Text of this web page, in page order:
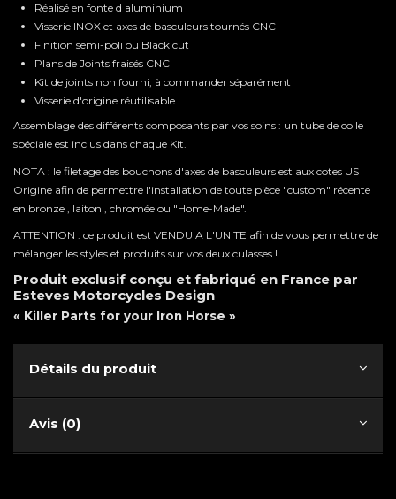
Réalisé en fonte d aluminium
Visserie INOX et axes de basculeurs tournés CNC
Finition semi-poli ou Black cut
Plans de Joints fraisés CNC
Kit de joints non fourni, à commander séparément
Visserie d'origine réutilisable
Assemblage des différents composants par vos soins : un tube de colle
spéciale est inclus dans chaque Kit.
NOTA : le filetage des bouchons d'axes de basculeurs est aux cotes US
Origine afin de permettre l'installation de toute pièce "custom" récente
en bronze , laiton , chromée ou "Home-Made".
ATTENTION : ce produit est VENDU A L'UNITE afin de vous permettre de
mélanger les styles et produits sur vos deux culasses !
Produit exclusif conçu et fabriqué en France par
Esteves Motorcycles Design
« Killer Parts for your Iron Horse »
Détails du produit
Avis (0)